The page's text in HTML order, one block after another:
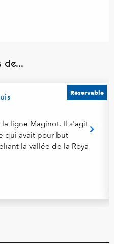
de...
ligne Maginot. Il s'agit
qui avait pour but
la vallée de la Roya
Réservable